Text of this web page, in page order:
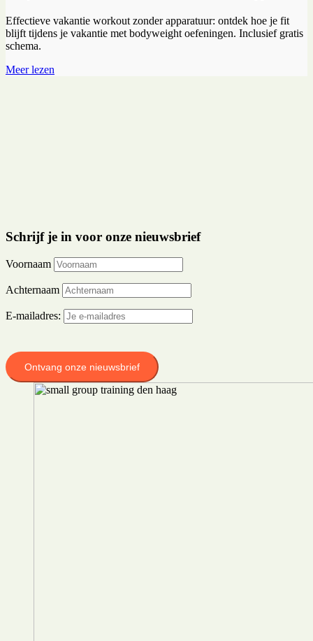
Effectieve vakantie workout zonder apparatuur: ontdek hoe je fit
blijft tijdens je vakantie met bodyweight oefeningen. Inclusief gratis
schema.
Meer lezen
Schrijf je in voor onze nieuwsbrief
Voornaam
Achternaam
E-mailadres: